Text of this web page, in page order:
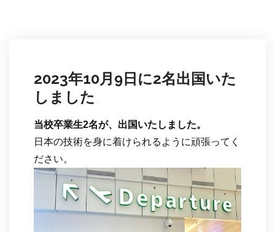
2023年10月9日に2名出国いた
しました
当校卒業生2名が、出国いたしました。
日本の技術を身に着けられるように頑張ってく
ださい。